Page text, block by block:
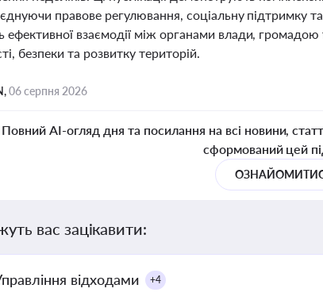
правове регулювання, соціальну підтримку
ефективної взаємодії між органами влади,
безпеки та розвитку територій.
06 серпня 2026
Повний AI-огляд дня та посилання на всі новини,
сформований цей
вас зацікавити:
відходами +4